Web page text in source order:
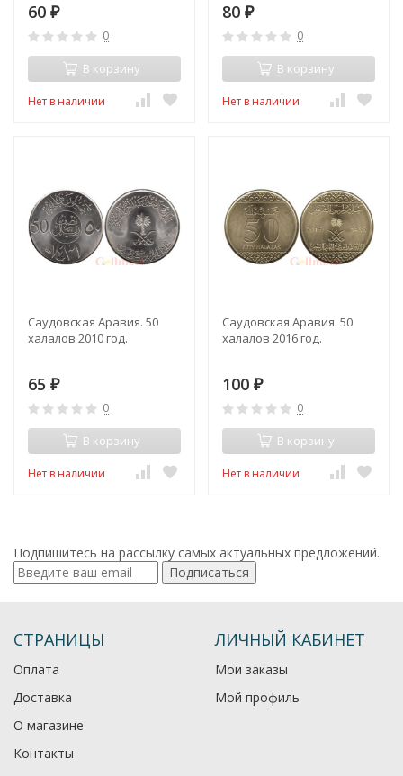
60 ₽
0
В корзину
Нет в наличии
80 ₽
0
В корзину
Нет в наличии
Саудовская Аравия. 50
халалов 2010 год.
65 ₽
0
В корзину
Нет в наличии
Саудовская Аравия. 50
халалов 2016 год.
100 ₽
0
В корзину
Нет в наличии
Подпишитесь на рассылку самых актуальных предложений.
Подписаться
СТРАНИЦЫ
Оплата
Доставка
О магазине
Контакты
ЛИЧНЫЙ КАБИНЕТ
Мои заказы
Мой профиль